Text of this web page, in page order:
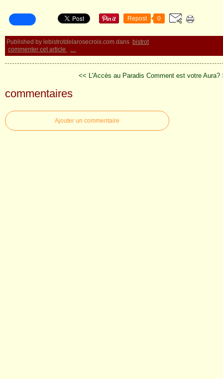
Repost 0
Published by lebistrotdelarosecroix.com dans bistrot
commenter cet article
…
<< L'Accès au Paradis Comment est votre Aura?
commentaires
Ajouter un commentaire